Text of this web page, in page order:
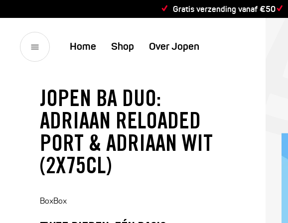
Gratis verzending vanaf €50
Home Shop Over Jopen
JOPEN BA DUO:
ADRIAAN RELOADED
PORT & ADRIAAN WIT
(2X75CL)
BoxBox